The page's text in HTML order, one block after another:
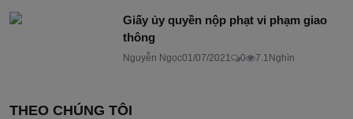
Giấy ủy quyền nộp phạt vi phạm giao
thông
Nguyễn Ngọc01/07/2021 0 7.1Nghìn
THEO CHÚNG TÔI